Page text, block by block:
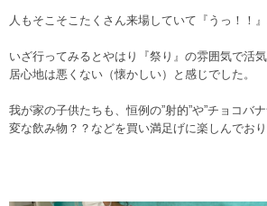
人もそこそこたくさん来場していて『うっ！！
いざ行ってみるとやはり『祭り』の雰囲気で活
居心地は悪くない（懐かしい）と感じでした。
我が家の子供たちも、恒例の”射的”や”チョコバナ
変な飲み物？？などを買い満足げに楽しんでおり